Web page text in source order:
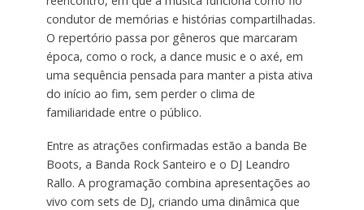
condutor de memórias e histórias compartilhadas.
O repertório passa por gêneros que marcaram
época, como o rock, a dance music e o axé, em
uma sequência pensada para manter a pista ativa
do início ao fim, sem perder o clima de
familiaridade entre o público.
Entre as atrações confirmadas estão a banda Be
Boots, a Banda Rock Santeiro e o DJ Leandro
Rallo. A programação combina apresentações ao
vivo com sets de DJ, criando uma dinâmica que